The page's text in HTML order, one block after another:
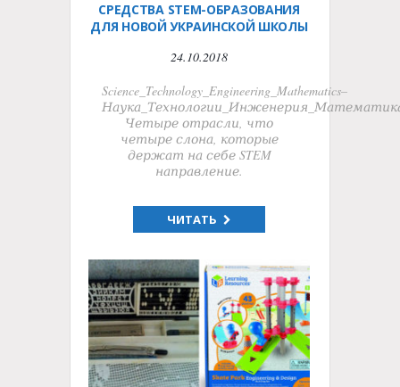
СРЕДСТВА STEM-ОБРАЗОВАНИЯ
ДЛЯ НОВОЙ УКРАИНСКОЙ ШКОЛЫ
24.10.2018
Science_Technology_Engineering_Mathematics–
Четыре отрасли, что
четыре слона, которые
держат на себе STEM
направление.
ЧИТАТЬ